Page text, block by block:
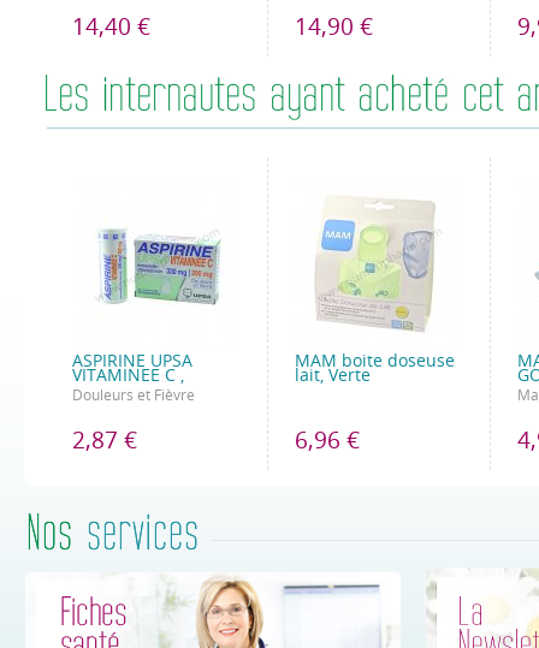
14,40 € 14,90 €
ASPIRINE UPSA
VITAMINEE C ,
Douleurs et Fièvre
2,87 €
MAM boite doseuse
lait, Verte
6,96 €